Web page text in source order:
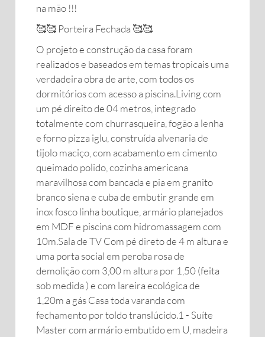
na mão !!!
🥰🥰 Porteira Fechada 🥰🥰
O projeto e construção da casa foram
realizados e baseados em temas tropicais uma
verdadeira obra de arte, com todos os
dormitórios com acesso a piscina.Living com
um pé direito de 04 metros, integrado
totalmente com churrasqueira, fogão a lenha
e forno pizza iglu, construída alvenaria de
tijolo maciço, com acabamento em cimento
queimado polido, cozinha americana
maravilhosa com bancada e pia em granito
branco siena e cuba de embutir grande em
inox fosco linha boutique, armário planejados
em MDF e piscina com hidromassagem com
10m.Sala de TV Com pé direto de 4 m altura e
uma porta social em peroba rosa de
demolição com 3,00 m altura por 1,50 (feita
sob medida ) e com lareira ecológica de
1,20m a gás Casa toda varanda com
fechamento por toldo translúcido.1 - Suíte
Master com armário embutido em U, madeira